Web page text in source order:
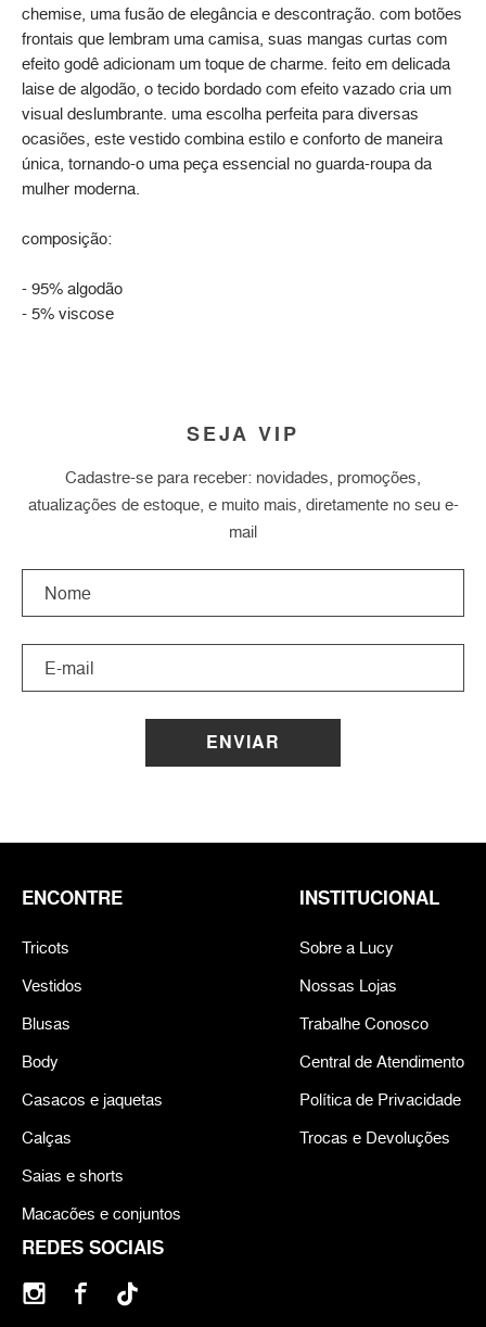
chemise, uma fusão de elegância e descontração. com botões
frontais que lembram uma camisa, suas mangas curtas com
efeito godê adicionam um toque de charme. feito em delicada
laise de algodão, o tecido bordado com efeito vazado cria um
visual deslumbrante. uma escolha perfeita para diversas
ocasiões, este vestido combina estilo e conforto de maneira
única, tornando-o uma peça essencial no guarda-roupa da
mulher moderna.
composição:
- 95% algodão
- 5% viscose
SEJA VIP
Cadastre-se para receber: novidades, promoções,
atualizações de estoque, e muito mais, diretamente no seu e-
mail
ENVIAR
REDES SOCIAIS
ENCONTRE
Tricots
Vestidos
Blusas
Body
Casacos e jaquetas
Calças
Saias e shorts
Macacões e conjuntos
INSTITUCIONAL
Sobre a Lucy
Nossas Lojas
Trabalhe Conosco
Central de Atendimento
Política de Privacidade
Trocas e Devoluções